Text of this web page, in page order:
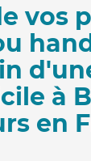
vos
à
en